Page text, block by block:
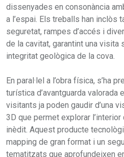
dissenyades en consonància
a l’espai. Els treballs han inclòs
seguretat, rampes d’accés i
de la cavitat, garantint una visita
integritat geològica de la cova.
En paral·lel a l’obra física, s’ha
turística d’avantguarda valorada
visitants ja poden gaudir d’una
3D que permet explorar
inèdit. Aquest producte
mapping de gran format i un
tematitzats que aprofundeixen